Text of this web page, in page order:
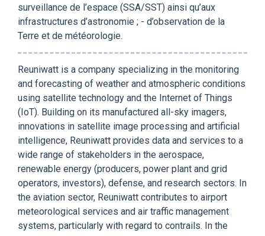
surveillance de l’espace (SSA/SST) ainsi qu’aux
infrastructures d’astronomie ; - d’observation de la
Terre et de météorologie.
Reuniwatt is a company specializing in the monitoring
and forecasting of weather and atmospheric conditions
using satellite technology and the Internet of Things
(IoT). Building on its manufactured all-sky imagers,
innovations in satellite image processing and artificial
intelligence, Reuniwatt provides data and services to a
wide range of stakeholders in the aerospace,
renewable energy (producers, power plant and grid
operators, investors), defense, and research sectors. In
the aviation sector, Reuniwatt contributes to airport
meteorological services and air traffic management
systems, particularly with regard to contrails. In the